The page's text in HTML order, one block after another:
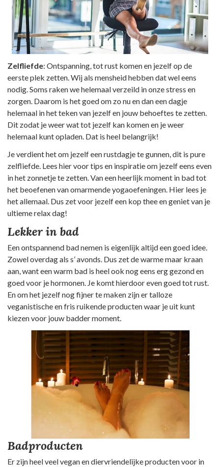
Zelfliefde: Ontspanning, tot rust komen en jezelf op de
eerste plek zetten. Wij als mensheid hebben dat wel eens
nodig. Soms raken we helemaal verzeild in onze stress en
zorgen. Daarom is het goed om zo nu en dan een dagje
helemaal in het teken van jezelf en jouw behoeftes te zetten.
Dit zodat je weer wat tot jezelf kan komen en je weer
helemaal kunt opladen. Dat is heel belangrijk!
Je verdient het om jezelf een rustdagje te gunnen, dit is pure
zelfliefde. Lees hier voor tips en inspiratie om jezelf eens even
in het zonnetje te zetten. Van een heerlijk moment in bad tot
het beoefenen van omarmende yogaoefeningen. Hier lees je
het allemaal. Dus zet voor jezelf een kop thee en geniet van je
ultieme relax dag!
Lekker in bad
Een ontspannend bad nemen is eigenlijk altijd een goed idee.
Zowel overdag als s’ avonds. Dus zet de warme maar kraan
aan, want een warm bad is heel ook nog eens erg gezond en
goed voor je hormonen. Je komt hierdoor even goed tot rust.
En om het jezelf nog fijner te maken zijn er talloze
veganistische en fris ruikende producten waar je uit kunt
kiezen voor jouw badder moment.
Badproducten
Er zijn heel veel vegan en diervriendelijke producten voor in